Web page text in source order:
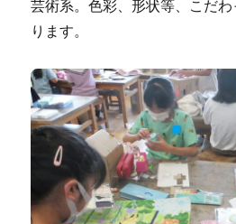
芸術系。色彩、形状等、こだ
ります。